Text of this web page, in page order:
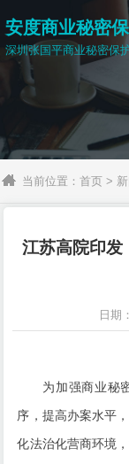
安度商业秘密
深圳张国平商业秘密保
当前位置： 首页 >
江苏高院印发
日期
为加强商业秘
序，提高办案水平
化法治化营商环境